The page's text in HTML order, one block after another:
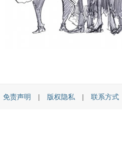
免责声明 | 版权隐私 | 联系方式